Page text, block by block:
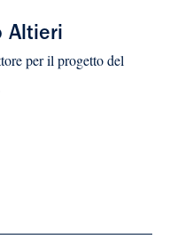
Altieri
per il progetto del